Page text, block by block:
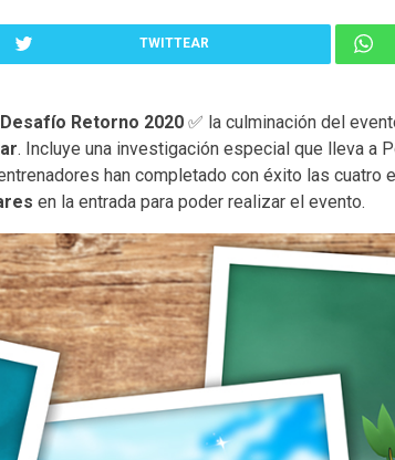
TWITTEAR
Desafío Retorno 2020 ✅ la culminación del
. Incluye una investigación especial que lleva a
han completado con éxito las cuatro
en la entrada para poder realizar el evento.